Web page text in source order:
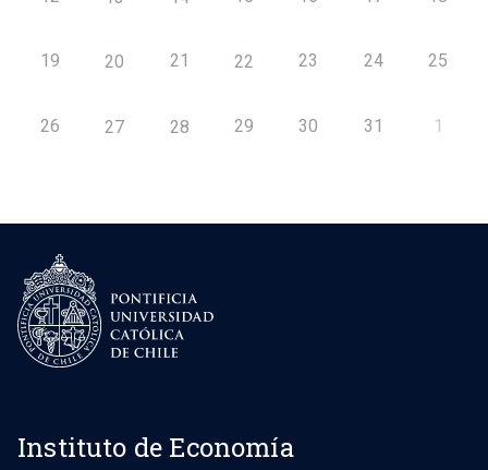
19 20 21 22 23 24 25
26 27 28 29 30 31 1
Instituto de Economía